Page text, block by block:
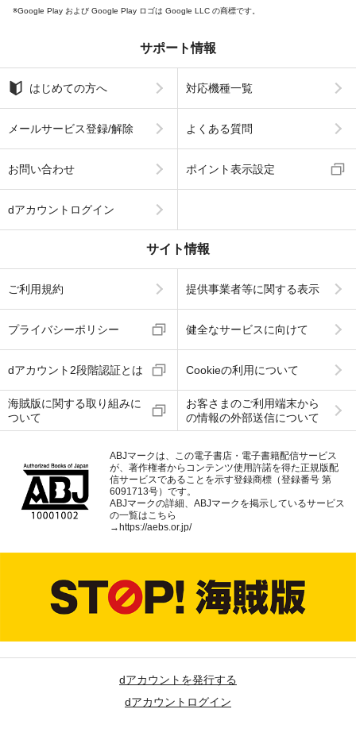
Google Play および Google Play ロゴは Google LLC の商標です。
サポート情報
はじめての方へ 対応機種一覧
メールサービス登録/解除 よくある質問
お問い合わせ ポイント表示設定
dアカウントログイン
サイト情報
ご利用規約 提供事業者等に関する表示
プライバシーポリシー 健全なサービスに向けて
dアカウント2段階認証とは Cookieの利用について
海賊版に関する取り組みに
ついて
お客さまのご利用端末から
の情報の外部送信について
ABJマークは、この電子書店・電子書籍配信サービス
が、著作権者からコンテンツ使用許諾を得た正規版配
信サービスであることを示す登録商標（登録番号 第
6091713号）です。
ABJマークの詳細、ABJマークを掲示しているサービス
の一覧はこちら
→https://aebs.or.jp/
dアカウントを発行する
dアカウントログイン